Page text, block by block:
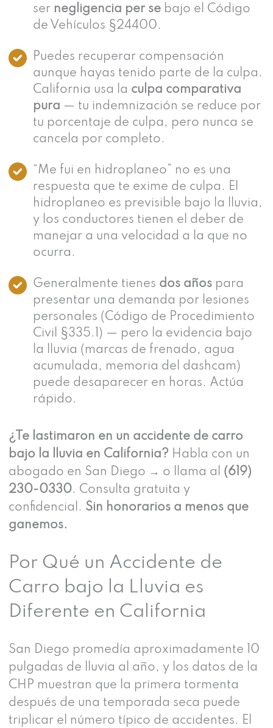
ser negligencia per sebajo el Código
de Vehículos §24400.
Puedes recuperar compensación
aunque hayas tenido parte de la culpa.
California usa la culpa comparativa
pura — tu indemnización se reduce por
tu porcentaje de culpa, pero nunca se
cancela por completo.
“Me fui en hidroplaneo” no es una
respuesta que te exime de culpa. El
hidroplaneo es previsible bajo la lluvia,
y los conductores tienen el deber de
manejar a una velocidad a la que no
ocurra.
Generalmente tienes dos añospara
presentar una demanda por lesiones
personales (Código de Procedimiento
Civil §335.1) — pero la evidencia bajo
la lluvia (marcas de frenado, agua
acumulada, memoria del dashcam)
puede desaparecer en horas. Actúa
rápido.
¿Te lastimaron en un accidente de carro
bajo la lluvia en California? Habla con un
abogado en San Diego → o llama al (619)
230-0330. Consulta gratuita y
confidencial. Sin honorarios a menos que
ganemos.
Por Qué un Accidente de
Carro bajo la Lluvia es
Diferente en California
San Diego promedía aproximadamente 10
pulgadas de lluvia al año, y los datos de la
CHP muestran que la primera tormenta
después de una temporada seca puede
triplicar el número típico de accidentes. El